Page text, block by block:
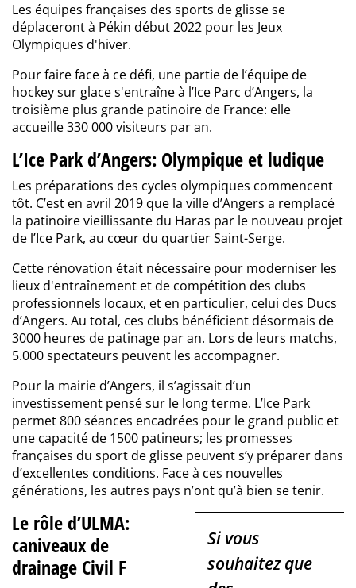
Les équipes françaises des sports de glisse se
déplaceront à Pékin début 2022 pour les Jeux
Olympiques d'hiver.
Pour faire face à ce défi, une partie de l’équipe de
hockey sur glace s'entraîne à l’Ice Parc d’Angers, la
troisième plus grande patinoire de France: elle
accueille 330 000 visiteurs par an.
L’Ice Park d’Angers: Olympique et ludique
Les préparations des cycles olympiques commencent
tôt. C’est en avril 2019 que la ville d’Angers a remplacé
la patinoire vieillissante du Haras par le nouveau projet
de l’Ice Park, au cœur du quartier Saint-Serge.
Cette rénovation était nécessaire pour moderniser les
lieux d'entraînement et de compétition des clubs
professionnels locaux, et en particulier, celui des Ducs
d’Angers. Au total, ces clubs bénéficient désormais de
3000 heures de patinage par an. Lors de leurs matchs,
5.000 spectateurs peuvent les accompagner.
Pour la mairie d’Angers, il s’agissait d’un
investissement pensé sur le long terme. L’Ice Park
permet 800 séances encadrées pour le grand public et
une capacité de 1500 patineurs; les promesses
françaises du sport de glisse peuvent s’y préparer dans
d’excellentes conditions. Face à ces nouvelles
générations, les autres pays n’ont qu’à bien se tenir.
Si vous
souhaitez que
Le rôle d’ULMA:
caniveaux de
drainage Civil F